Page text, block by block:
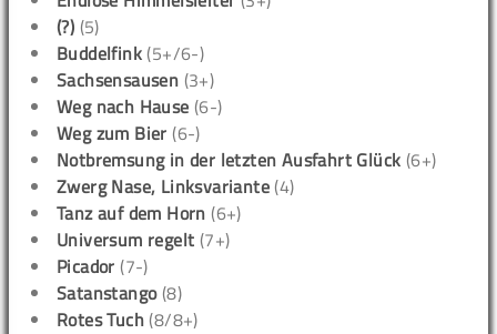
(?) (5)
Buddelfink (5+/6-)
Sachsensausen (3+)
Weg nach Hause (6-)
Weg zum Bier (6-)
Notbremsung in der letzten Ausfahrt Glück (6+)
Zwerg Nase, Linksvariante (4)
Tanz auf dem Horn (6+)
Universum regelt (7+)
Picador (7-)
Satanstango(8)
Rotes Tuch (8/8+)